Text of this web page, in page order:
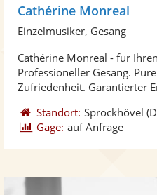
Cathérine Monreal
Einzelmusiker, Gesang
Cathérine Monreal - für
Professioneller Gesang.
Zufriedenheit. Garantierter
Standort: Sprockhövel
Gage: auf Anfrage